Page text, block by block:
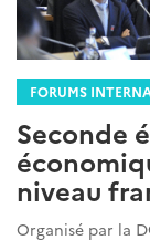
FORUMS
Seconde
niveau
Organisé par la